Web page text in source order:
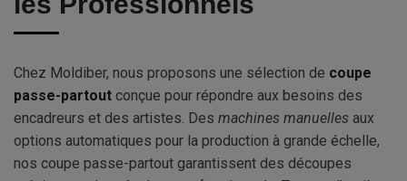
Chez Moldiber, nous proposons une sélection de coupe
passe-partout conçue pour répondre aux besoins des
encadreurs et des artistes. Des machines manuelles aux
options automatiques pour la production à grande échelle,
nos coupe passe-partout garantissent des découpes